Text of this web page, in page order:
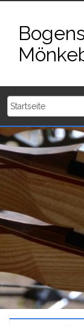
springen